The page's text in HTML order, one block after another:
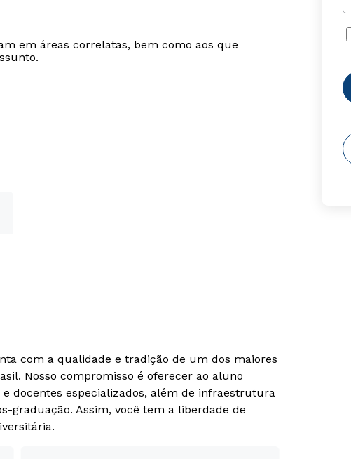
em áreas correlatas, bem como aos que
com a qualidade e tradição de um dos maiores
Nosso compromisso é oferecer ao aluno
docentes especializados, além de infraestrutura
graduação. Assim, você tem a liberdade de